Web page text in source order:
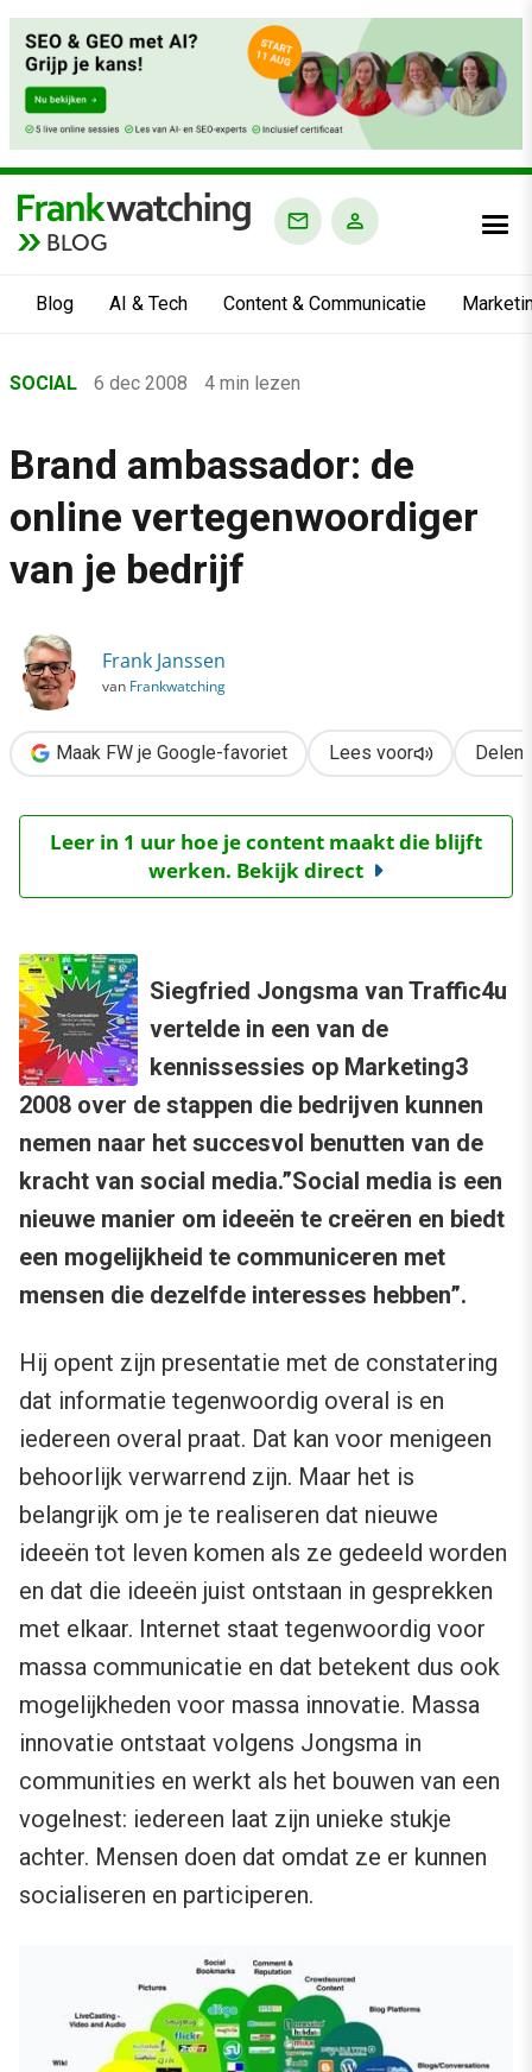
BLOG
Blog AI & Tech Content & Communicatie
›
›
Social
Brand ambassador: de online vertegenwoordiger van je bedrijf
SOCIAL 6 dec 2008 4 min lezen
Brand ambassador: de
online vertegenwoordiger
van je bedrijf
Frank Janssen
van Frankwatching
Maak FW je Google-favoriet Lees voor Delen
Leer in 1 uur hoe je content maakt die blijft
werken. Bekijk direct
Siegfried Jongsma van Traffic4u
vertelde in een van de
kennissessies op Marketing3
2008 over de stappen die bedrijven kunnen
nemen naar het succesvol benutten van de
kracht van social media.”Social media is een
nieuwe manier om ideeën te creëren en biedt
een mogelijkheid te communiceren met
mensen die dezelfde interesses hebben”.
Hij opent zijn presentatie met de constatering
dat informatie tegenwoordig overal is en
iedereen overal praat. Dat kan voor menigeen
behoorlijk verwarrend zijn. Maar het is
belangrijk om je te realiseren dat nieuwe
ideeën tot leven komen als ze gedeeld worden
en dat die ideeën juist ontstaan in gesprekken
met elkaar. Internet staat tegenwoordig voor
massa communicatie en dat betekent dus ook
mogelijkheden voor massa innovatie. Massa
innovatie ontstaat volgens Jongsma in
communities en werkt als het bouwen van een
vogelnest: iedereen laat zijn unieke stukje
achter. Mensen doen dat omdat ze er kunnen
socialiseren en participeren.